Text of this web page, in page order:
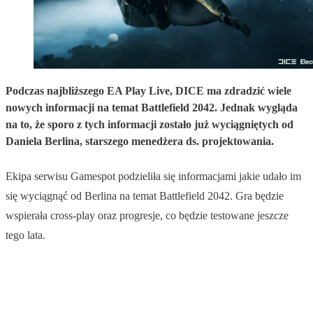
Podczas najbliższego EA Play Live, DICE ma zdradzić wiele
nowych informacji na temat Battlefield 2042. Jednak wygląda
na to, że sporo z tych informacji zostało już wyciągniętych od
Daniela Berlina, starszego menedżera ds. projektowania.
Ekipa serwisu Gamespot podzieliła się informacjami jakie udało im
się wyciągnąć od Berlina na temat Battlefield 2042. Gra będzie
wspierała cross-play oraz progresje, co będzie testowane jeszcze
tego lata.